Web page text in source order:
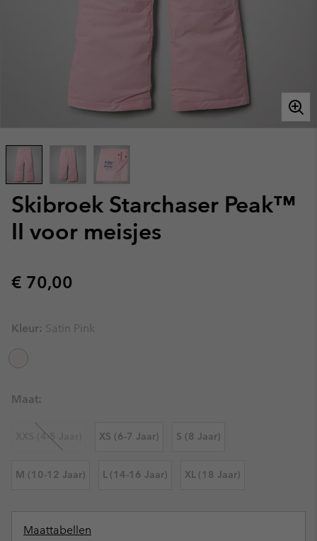
Skibroek Starchaser Peak™
II voor meisjes
Regular price:
€ 70,00
Kleur: Satin Pink
Maat:
XXS (4-5 Jaar) XS (6-7 Jaar) S (8 Jaar)
M (10-12 Jaar) L (14-16 Jaar) XL (18 Jaar)
Maattabellen